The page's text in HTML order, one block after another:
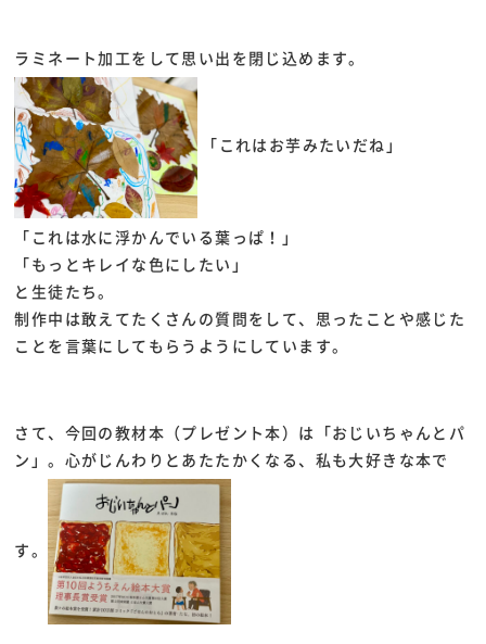
ラミネート加工をして思い出を閉じ込めます。
「これはお芋みたいだね」
「これは水に浮かんでいる葉っぱ！」
「もっとキレイな色にしたい」
と生徒たち。
制作中は敢えてたくさんの質問をして、思ったことや感じた
ことを言葉にしてもらうようにしています。
さて、今回の教材本（プレゼント本）は「おじいちゃんとパ
ン」。心がじんわりとあたたかくなる、私も大好きな本で
す。